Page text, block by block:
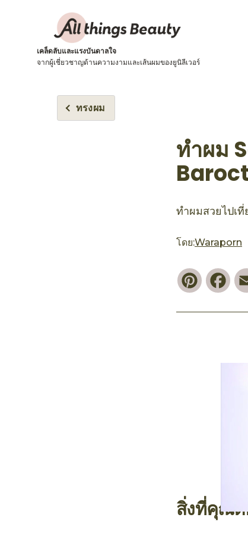
เคล็ดลับและแรงบันดาลใจ
จากผู้เชี่ยวชาญด้านความงามและเส้นผมของยูนิลีเวอร์
ทรงผม
ทำผม
ทำผมสวยไปเ
โดย:Waraporn
Pinterest
สิ่งที่คุณต้